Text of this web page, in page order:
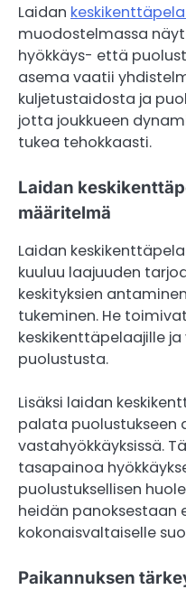
Laidan
muodostelmassa
hyökkäys- että
asema vaatii
kuljetustaidosta ja
jotta joukkueen
tukea tehokkaasti.
Laidan
määritelmä
Laidan
kuuluu laajuuden
keskityksien
tukeminen. He
keskikenttäpelaajille
puolustusta.
Lisäksi laidan
palata puolustukseen
vastahyökkäyksissä.
tasapainoa
puolustuksellisen
heidän panoksestaan
kokonaisvaltaiselle
Paikannuksen